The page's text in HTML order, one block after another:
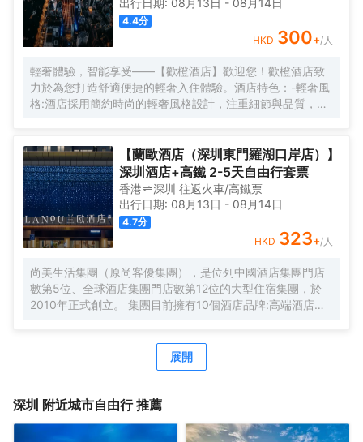
出行日期: 08月13日 - 08月14日
4.4分
HKD 300+/人
輕奢體驗，智能享受——【歡橙酒店】歡迎您！歡橙酒店致
力於為您打造舒適便捷的輕奢入住體驗。酒店特色：-輕奢風
格:酒店採用簡約時尚的輕奢風格設計，注重細節與品質，為
技帶來的便捷。-舒適享受:24小時熱水即開即熱，無需等
待，為您洗去一身疲憊。-影音娛樂:部分房間配備高清投影
儀，打造私人影院，享受震撼視聽盛宴。-貼心服務:酒店設有
洗衣房，並提供烘乾服務，解決您的洗衣煩惱，讓旅途更加
輕鬆自在。歡橙酒店是您商務出行、休閒度假的理想之選。
期待您的光臨！温馨提示，圖片僅供參考，無法涵蓋所有房
型，詳細的實物照片請諮詢酒店。
【蘭歐酒店（深圳東門羅湖口岸店）】
深圳酒店+高鐵 2-5天自由行套票
香港 深圳 往返火車/高鐵票
出行日期: 08月13日 - 08月14日
4.7分
HKD 323+/人
尚美生活集團（原尚客優集團），是位列中國酒店集團門店
數第5位、全球酒店集團門店數第12位的大型住宿集團，於
2010年正式創立。 集團目前擁有10個酒店品牌:高端酒店品
牌花美時、公寓品牌LIPPO公社。尚美生活旗下酒店超過
3500家（含在營店和籌建店），現已覆蓋全國31個省293座
團，尚美生活憑藉創新的商業模式、強大的品牌優勢和專業
創、共享大住宿共同體。未來，集團將不斷探索住宿業與互
展開
深圳 附近城市自由行 推薦